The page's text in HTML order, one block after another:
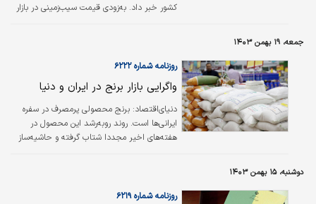
کشور خبر داد. به‌زودی قیمت سیب‌زمینی در بازار
پیگیری انجام‌شده، اولین محموله سیب‏‏‏‏‏‏‏‌زمینی ظهر
دیروز از مرز میرجاوه در جنوب‌شرقی کشور وارد
ایران شد.مدیرعامل موسسه جهاد استقلال اظهار
کرد: با تنظیم‌بازار با چرخه تولید داخل و چرخه
مصرف در کشور، واردات سیب‏‏‏‏‏‏‏‌زمینی…
جمعه، ۱۹ بهمن ۱۴۰۳
روزنامه شماره ۶۲۲۲
واگرایی بازار برنج در ایران و دنیا
دنیای‌اقتصاد: برنج محصولی پرمصرف در سفره‌‌‌‌‌‌‌‌‌
ایرانی‌ها است. روند روبه‌رشد این محصول در
هفته‌های اخیر مجددا شتاب گرفته و حاشیه‌‌‌‌‌‌‌‌‌ساز
نزولی گزارش می‌شود. براساس گزارش هفته قبل
دوشنبه، ۱۵ بهمن ۱۴۰۳
روزنامه شماره ۶۲۱۹